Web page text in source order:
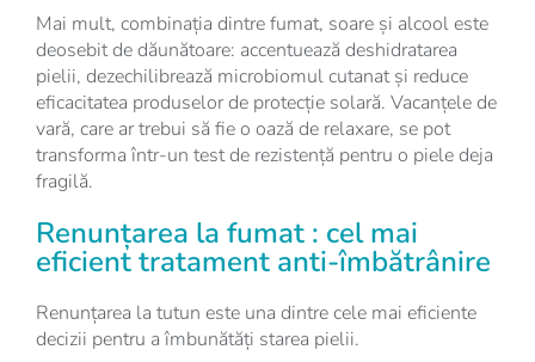
Mai mult, combinația dintre fumat, soare și alcool este
deosebit de dăunătoare: accentuează deshidratarea
pielii, dezechilibrează microbiomul cutanat și reduce
eficacitatea produselor de protecție solară. Vacanțele de
vară, care ar trebui să fie o oază de relaxare, se pot
transforma într-un test de rezistență pentru o piele deja
fragilă.
Renunțarea la fumat : cel mai
eficient tratament anti-îmbătrânire
Renunțarea la tutun este una dintre cele mai eficiente
decizii pentru a îmbunătăți starea pielii.